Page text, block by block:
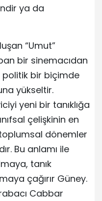
ya da
“Umut”
bir sinemacıdan
politik bir biçimde
yükseltir.
yeni bir tanıklığa
çelişkinin en
dönemler
Bu anlamı ile
tanık
çağırır Güney.
Cabbar